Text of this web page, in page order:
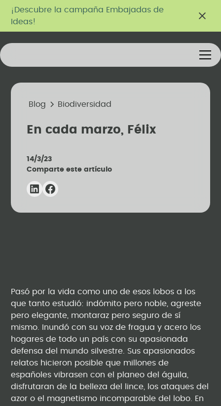
¡Descubre la campaña Embajadas de
Ideas!
Blog Biodiversidad
En cada marzo, Félix
14/3/23
Comparte este artículo
Pasó por la vida como uno de esos lobos a los
que tanto estudió: indómito pero noble, agreste
pero elegante, montaraz pero seguro de sí
mismo. Inundó con su voz de fragua y acero los
hogares de todo un país con su apasionada
defensa del mundo silvestre. Sus apasionados
relatos hicieron posible que millones de
españoles vibrasen con el planeo del águila,
disfrutaran de la belleza del lince, los ataques del
azor o el magnetismo incomparable del lobo. En